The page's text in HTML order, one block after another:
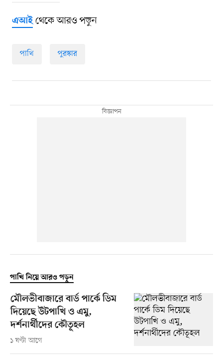
এআইথেকে আরও পড়ুন
পাখি পুরস্কার
পাখি নিয়ে আরও পড়ুন
মৌলভীবাজারে বার্ড পার্কে ডিম
দিয়েছে উটপাখি ও এমু,
দর্শনার্থীদের কৌতূহল
১ ঘণ্টা আগে